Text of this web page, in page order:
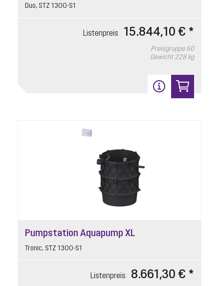
Duo, STZ 1300-S1
Listenpreis 15.844,10 € *
Preisgruppe 60
Gewicht 228 kg
Pumpstation Aquapump XL
Tronic, STZ 1300-S1
Listenpreis 8.661,30 € *